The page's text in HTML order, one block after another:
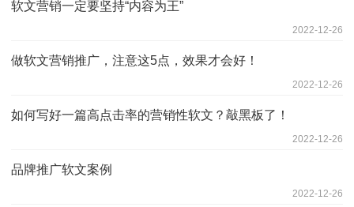
软文营销一定要坚持“内容为王”
2022-12-26
做软文营销推广，注意这5点，效果才会好！
2022-12-26
如何写好一篇高点击率的营销性软文？敲黑板了！
2022-12-26
品牌推广软文案例
2022-12-26